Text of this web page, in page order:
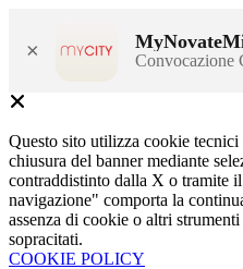
× Convocazione
Questo sito utilizza cookie
chiusura del banner mediante
contraddistinto dalla X o tramite
navigazione" comporta la
assenza di cookie o altri
sopracitati.
COOKIE POLICY